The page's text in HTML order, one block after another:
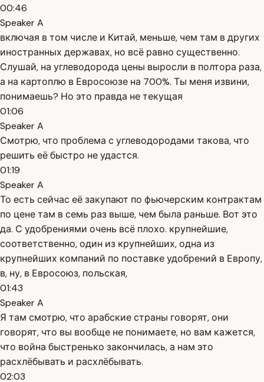
00:46
Speaker A
включая в том числе и Китай, меньше, чем там в других
иностранных державах, но всё равно существенно.
Слушай, на углеводорода цены выросли в полтора раза,
а на картоплю в Евросоюзе на 700%. Ты меня извини,
понимаешь? Но это правда не текущая
01:06
Speaker A
Смотрю, что проблема с углеводородами такова, что
решить её быстро не удастся.
01:19
Speaker A
То есть сейчас её закупают по фьючерским контрактам
по цене там в семь раз выше, чем была раньше. Вот это
да. С удобрениями очень всё плохо. крупнейшие,
соответственно, один из крупнейших, одна из
крупнейших компаний по поставке удобрений в Европу,
в, ну, в Евросоюз, польская,
01:43
Speaker A
Я там смотрю, что арабские страны говорят, они
говорят, что вы вообще не понимаете, но вам кажется,
что война быстренько закончилась, а нам это
расхлёбывать и расхлёбывать.
02:03